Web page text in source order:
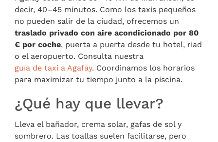
decir, 40–45 minutos. Como los taxis pequeños
no pueden salir de la ciudad, ofrecemos un
traslado privado con aire acondicionado por 80
€ por coche, puerta a puerta desde tu hotel, riad
o el aeropuerto. Consulta nuestra
guía de taxi a Agafay. Coordinamos los horarios
para maximizar tu tiempo junto a la piscina.
¿Qué hay que llevar?
Lleva el bañador, crema solar, gafas de sol y
sombrero. Las toallas suelen facilitarse, pero